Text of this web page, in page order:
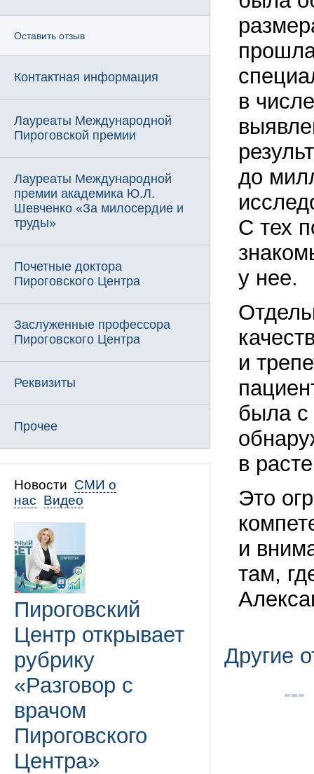
Оставить отзыв
Контактная информация
Лауреаты Международной
Пироговской премии
Лауреаты Международной
премии академика Ю.Л.
Шевченко «За милосердие и
труды»
Почетные доктора
Пироговского Центра
Заслуженные профессора
Пироговского Центра
Реквизиты
Прочее
Новости СМИ о
нас Видео
Пироговский
Центр открывает
рубрику
«Разговор с
врачом
Пироговского
Центра»
в
до
С тех
у нее.
и
была с
в
Это
и
там,
Другие